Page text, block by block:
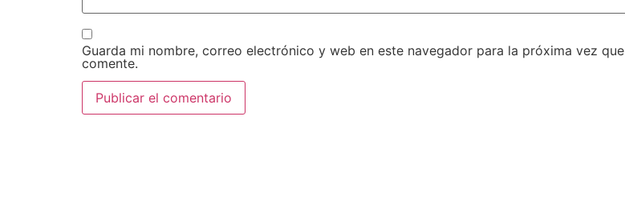
Guarda mi nombre, correo electrónico y web en este navegador para la próxima vez que
comente.